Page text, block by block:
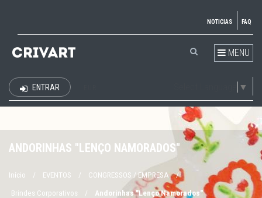
NOTICIAS FAQ
MENU
▼
ENTRAR
ANDORINHAS "LENÇO NAMORADOS"
Início / EVENTOS / CONGRESSOS / EMPRESA /
Brindes Corporativos / Andorinhas "Lenço Namorados"